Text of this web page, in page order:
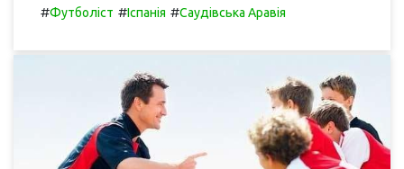
#Футболіст #Іспанія #Саудівська Аравія